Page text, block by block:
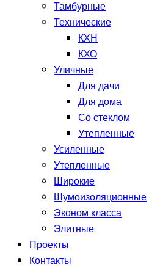
Тамбурные
Технические
КХН
КХО
Уличные
Для дачи
Для дома
Со стеклом
Утепленные
Усиленные
Утепленные
Широкие
Шумоизоляционные
Эконом класса
Элитные
Проекты
Контакты